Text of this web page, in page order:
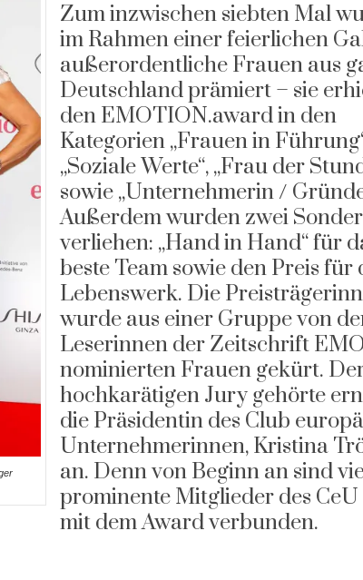
Zum inzwischen siebten Mal
im Rahmen einer feierlichen
außerordentliche Frauen aus
Deutschland prämiert – sie
den EMOTION.award in den
Kategorien „Frauen in
„Soziale Werte“, „Frau der
sowie „Unternehmerin /
Außerdem wurden zwei
verliehen: „Hand in Hand“ für
beste Team sowie den Preis für
Lebenswerk. Die
wurde aus einer Gruppe von
Leserinnen der Zeitschrift
nominierten Frauen gekürt.
hochkarätigen Jury gehörte
die Präsidentin des Club
Unternehmerinnen, Kristina
an. Denn von Beginn an sind
prominente Mitglieder des CeU
mit dem Award verbunden.